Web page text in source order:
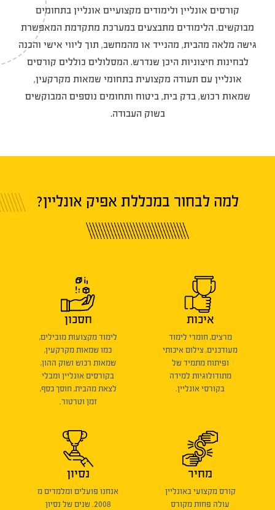
קורסים אונליין ולימודים מקצועיים אונליין בתחומים
מבוקשים. הלימודים מתבצעים במערכת מתקדמת המאפשרת
גישה מלאה מהבית, מהנייד או מהמחשב, תוך ליווי אישי והכנה
לבחינות חיצוניות היכן שנדרש. המסלולים כוללים קורסים
אונליין עם תעודה מקצועית בתחומי שמאות מקרקעין,
שמאות רכוש, בדק בית, ביטוח ותחומים נוספים המבוקשים
בשוק העבודה.
למה לבחור במכללת אפיק אונליין?
איכות
מרצים, חומרי לימוד
מעודכנים, צילום איכותי
ופיתוח מתמיד של
מתודולוגיות למידה
בקורסי אונליין.
חסכון
לימוד מקצועות מובילים,
כמו שמאות מקרקעין,
שמאות רכוש ושוק ההון,
בקורסים אונליין ומבלי
לצאת מהבית, חוסך כסף,
זמן וטרטור.
מחיר
קורס מקצועי באונליין
עולה פחות מקורס
נסיון
אנחנו פועלים ומלמדים מ
2008. שנים של נסיון